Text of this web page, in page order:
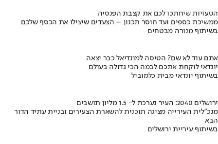
הטעויות שיחתכו לכם את קצבת הפנסיה
ממשיכת כספים ועד חוסר תכנון – הצעדים שיצילו את הכסף שלכם
בשיתוף מנורה מבטחים
אתם עוד לא שם? הטיסה למונדיאל כבר יצאה
יונדאי לוקחת אתכם לבמה הכי גדולה בעולם
בשיתוף יונדאי מבית כלמוביל
ירושלים 2040: העיר נערכת ל- 1.5 מליון תושבים
מנכ"לית העירייה מציגה תוכנית להשארת הצעירים ובניית עתיד הדור
הבא
בשיתוף עיריית ירושלים